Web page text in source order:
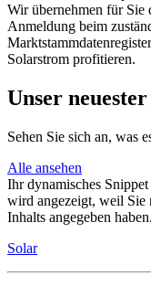
Wir übernehmen für
Anmeldung beim
Solarstrom profitieren.
Unser
Sehen Sie sich an, was
Alle ansehen
Ihr dynamisches
wird angezeigt, weil Sie
Inhalts angegeben haben.
Solar